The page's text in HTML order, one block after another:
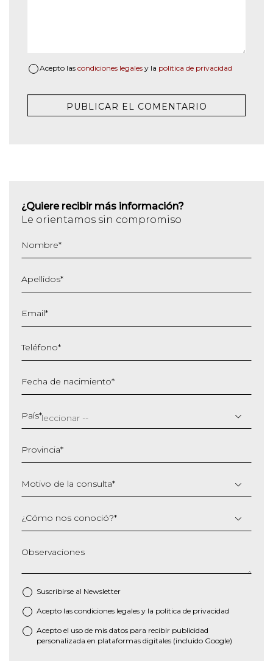
Acepto las condiciones legales y la política de privacidad
¿Quiere recibir más información?
Le orientamos sin compromiso
Nombre*
Apellidos*
Email*
Teléfono*
Fecha de nacimiento*
barra
MM
AAAA
País*
Provincia*
Motivo de la consulta*
¿Cómo nos conoció?*
Observaciones
Suscribirse al Newsletter
* Acepto las condiciones legales y la política de privacidad
Acepto el uso de mis datos para recibir publicidad
personalizada en plataformas digitales (incluido Google)